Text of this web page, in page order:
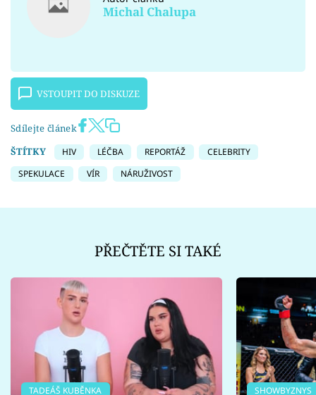
Michal Chalupa
VSTOUPIT DO DISKUZE
Sdílejte článek
ŠTÍTKY
HIV LÉČBA REPORTÁŽ
CELEBRITY
SPEKULACE
VÍR NÁRUŽIVOST
PŘEČTĚTE SI TAKÉ
TADEÁŠ KUBĚNKA SHOWBYZNYS